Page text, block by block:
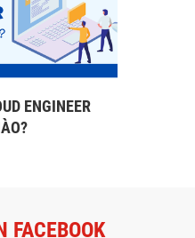
ENGINEER
FACEBOOK